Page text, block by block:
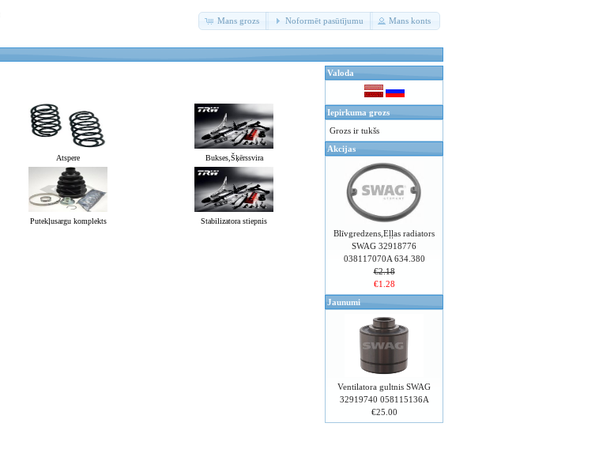
Mans grozs Noformēt pasūtījumu Mans konts
Atspere Bukses,Šķērssvira
Putekļusargu komplekts Stabilizatora stiepnis
Valoda
Iepirkuma grozs
Grozs ir tukšs
Akcijas
Blīvgredzens,Eļļas radiators
SWAG 32918776
038117070A 634.380
€2.18
€1.28
Jaunumi
Ventilatora gultnis SWAG
32919740 058115136A
€25.00